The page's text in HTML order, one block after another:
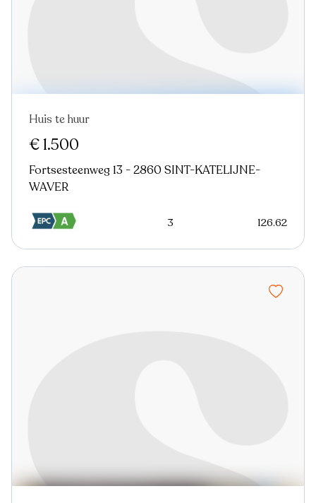
Nieuw
Huis te huur
€ 1.500
Fortsesteenweg 13 - 2860 SINT-KATELIJNE-
WAVER
3 126.62